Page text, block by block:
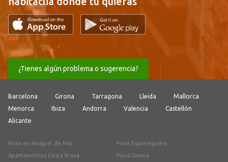
¿Tienes algún problema o sugerencia?
Barcelona Girona Tarragona Lleida
Mallorca
Menorca
Ibiza Andorra Valencia
Castellón
Alicante
Pisos en Malgrat de Mar
Apartamentos Costa Brava
Pisos Esparreguera
Pisos Girona